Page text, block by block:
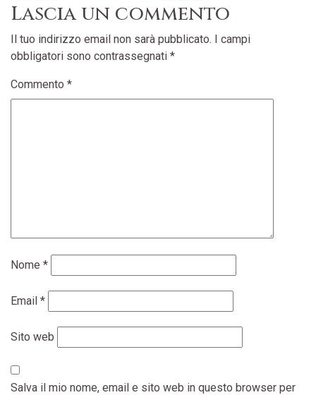
Lascia un commento
Il tuo indirizzo email non sarà pubblicato. I campi
obbligatori sono contrassegnati *
Commento *
Nome *
Email *
Sito web
Salva il mio nome, email e sito web in questo browser per